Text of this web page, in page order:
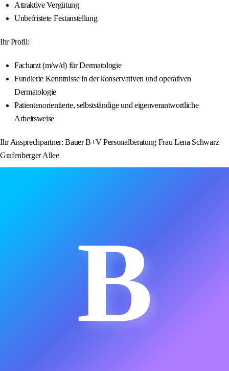
Attraktive Vergütung
Unbefristete Festanstellung
Ihr Profil:
Facharzt (m/w/d) für Dermatologie
Fundierte Kenntnisse in der konservativen und operativen
Dermatologie
Patientenorientierte, selbstständige und eigenverantwortliche
Arbeitsweise
Ihr Ansprechpartner: Bauer B+V Personalberatung Frau Lena Schwarz
Grafenberger Allee
B